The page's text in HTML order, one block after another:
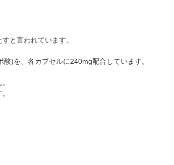
と言われています。
)を、各カプセルに240mg配合しています。